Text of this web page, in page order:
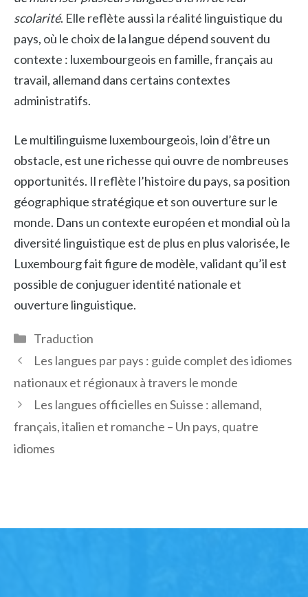
scolarité. Elle reflète aussi la réalité linguistique du
pays, où le choix de la langue dépend souvent du
contexte : luxembourgeois en famille, français au
travail, allemand dans certains contextes
administratifs.
Le multilinguisme luxembourgeois, loin d’être un
obstacle, est une richesse qui ouvre de nombreuses
opportunités. Il reflète l’histoire du pays, sa position
géographique stratégique et son ouverture sur le
monde. Dans un contexte européen et mondial où la
diversité linguistique est de plus en plus valorisée, le
Luxembourg fait figure de modèle, validant qu’il est
possible de conjuguer identité nationale et
ouverture linguistique.
Catégories
Traduction
Les langues par pays : guide complet des idiomes
nationaux et régionaux à travers le monde
Les langues officielles en Suisse : allemand,
français, italien et romanche – Un pays, quatre
idiomes